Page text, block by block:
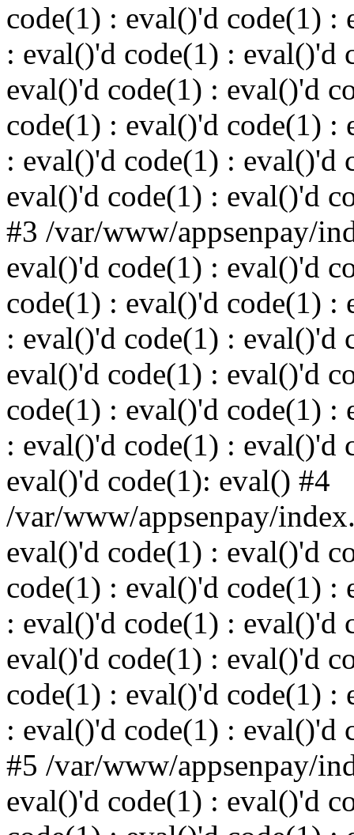
code(1) : eval()'d code(1) :
: eval()'d code(1) : eval()'d
eval()'d code(1) : eval()'d
code(1) : eval()'d code(1) :
: eval()'d code(1) : eval()'d
eval()'d code(1) : eval()'d
#3 /var/www/appsenpay/
eval()'d code(1) : eval()'d
code(1) : eval()'d code(1) :
: eval()'d code(1) : eval()'d
eval()'d code(1) : eval()'d
code(1) : eval()'d code(1) :
: eval()'d code(1) : eval()'d
eval()'d code(1): eval() #4
/var/www/appsenpay/
eval()'d code(1) : eval()'d
code(1) : eval()'d code(1) :
: eval()'d code(1) : eval()'d
eval()'d code(1) : eval()'d
code(1) : eval()'d code(1) :
: eval()'d code(1) : eval()'d
#5 /var/www/appsenpay/
eval()'d code(1) : eval()'d